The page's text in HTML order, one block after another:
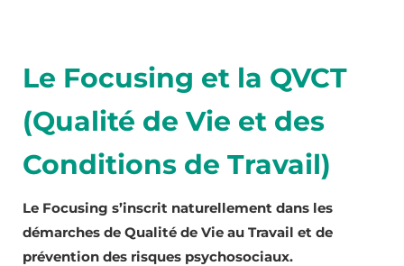
Le Focusing et la QVCT
(Qualité de Vie et des
Conditions de Travail)
Le Focusing s’inscrit naturellement dans les
démarches de Qualité de Vie au Travail et de
prévention des risques psychosociaux.